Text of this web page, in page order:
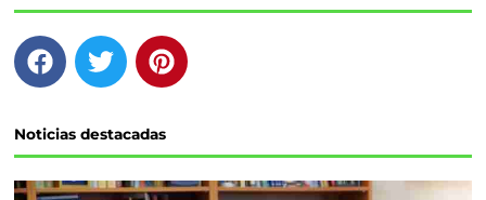
F
a
e
b
o
T
w
t
t
e
P
i
t
e
r
Noticias destacadas